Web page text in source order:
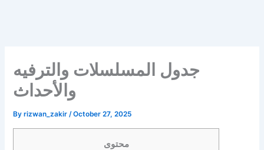
جدول المسلسلات والترفيه
والأحداث
Byrizwan_zakir/October 27, 2025
محتوى